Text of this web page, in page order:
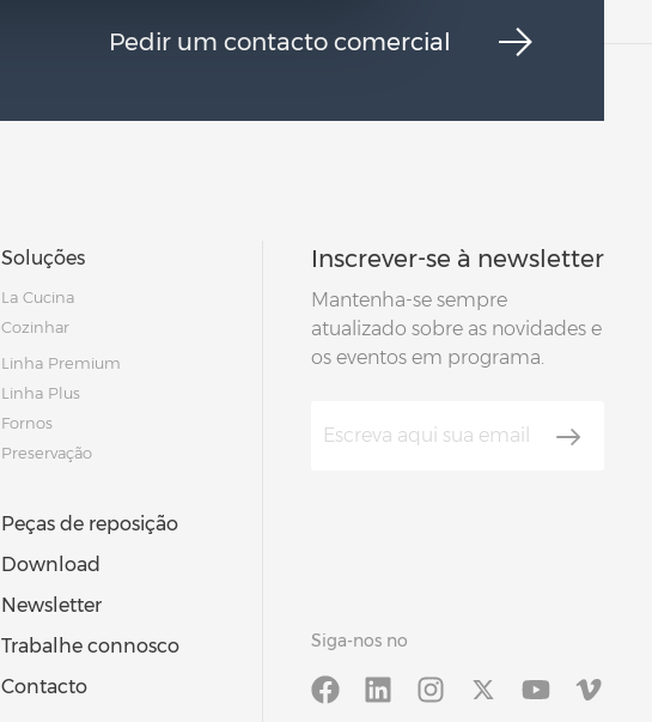
Pedir um contacto comercial
Soluções
La Cucina
Cozinhar
Linha Premium
Linha Plus
Fornos
Preservação
Peças de reposição
Download
Newsletter
Trabalhe connosco
Contacto
Inscrever-se à newsletter
Mantenha-se sempre
atualizado sobre as novidades e
os eventos em programa.
Siga-nos no